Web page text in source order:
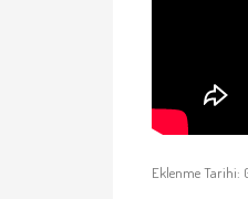
Eklenme Tarihi: